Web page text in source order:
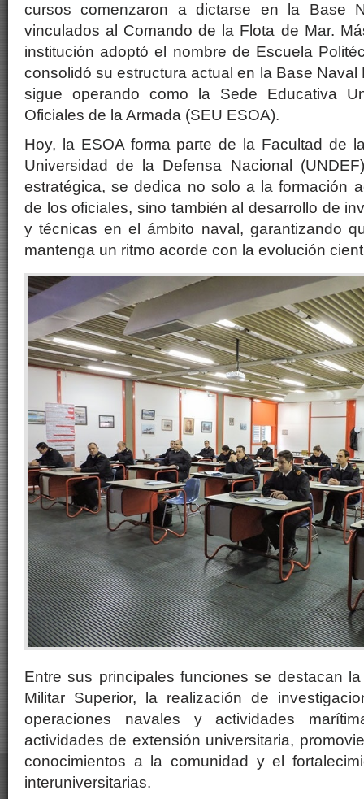
cursos comenzaron a dictarse en la Base
vinculados al Comando de la Flota de Mar.
institución adoptó el nombre de Escuela
consolidó su estructura actual en la Base Naval
sigue operando como la Sede Educativa
Oficiales de la Armada (SEU ESOA).
Hoy, la ESOA forma parte de la Facultad de
Universidad de la Defensa Nacional
estratégica, se dedica no solo a la formación
de los oficiales, sino también al desarrollo de
y técnicas en el ámbito naval, garantizando
mantenga un ritmo acorde con la evolución
Entre sus principales funciones se destacan
Militar Superior, la realización de
operaciones navales y actividades
actividades de extensión universitaria,
conocimientos a la comunidad y el
interuniversitarias.